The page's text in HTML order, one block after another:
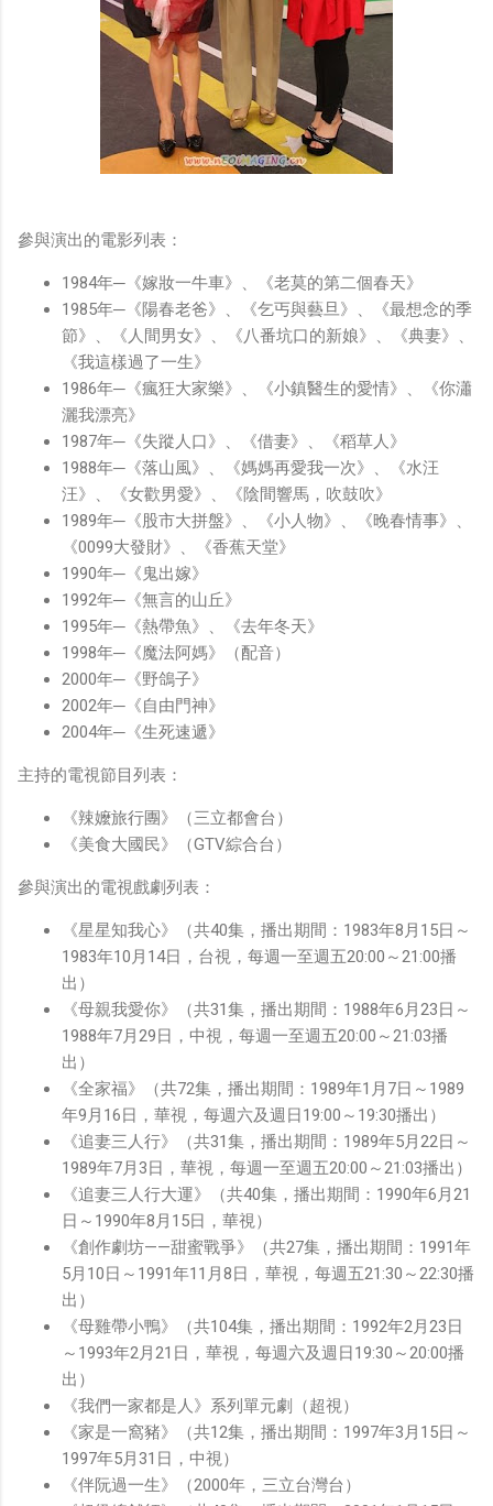
參與演出的電影列表：
1984年─《嫁妝一牛車》、《老莫的第二個春天》
1985年─《陽春老爸》、《乞丐與藝旦》、《最想念的季
節》、《人間男女》、《八番坑口的新娘》、《典妻》、
《我這樣過了一生》
1986年─《瘋狂大家樂》、《小鎮醫生的愛情》、《你瀟
灑我漂亮》
1987年─《失蹤人口》、《借妻》、《稻草人》
1988年─《落山風》、《媽媽再愛我一次》、《水汪
汪》、《女歡男愛》、《陰間響馬，吹鼓吹》
1989年─《股市大拼盤》、《小人物》、《晚春情事》、
《0099大發財》、《香蕉天堂》
1990年─《鬼出嫁》
1992年─《無言的山丘》
1995年─《熱帶魚》、《去年冬天》
1998年─《魔法阿媽》（配音）
2000年─《野鴿子》
2002年─《自由門神》
2004年─《生死速遞》
主持的電視節目列表：
《辣嬤旅行團》（三立都會台）
《美食大國民》（GTV綜合台）
參與演出的電視戲劇列表：
《星星知我心》（共40集，播出期間：1983年8月15日～
1983年10月14日，台視，每週一至週五20:00～21:00播
出）
《母親我愛你》（共31集，播出期間：1988年6月23日～
1988年7月29日，中視，每週一至週五20:00～21:03播
出）
《全家福》（共72集，播出期間：1989年1月7日～1989
年9月16日，華視，每週六及週日19:00～19:30播出）
《追妻三人行》（共31集，播出期間：1989年5月22日～
1989年7月3日，華視，每週一至週五20:00～21:03播出）
《追妻三人行大運》（共40集，播出期間：1990年6月21
日～1990年8月15日，華視）
《創作劇坊——甜蜜戰爭》（共27集，播出期間：1991年
5月10日～1991年11月8日，華視，每週五21:30～22:30播
出）
《母雞帶小鴨》（共104集，播出期間：1992年2月23日
～1993年2月21日，華視，每週六及週日19:30～20:00播
出）
《我們一家都是人》系列單元劇（超視）
《家是一窩豬》（共12集，播出期間：1997年3月15日～
1997年5月31日，中視）
《伴阮過一生》（2000年，三立台灣台）